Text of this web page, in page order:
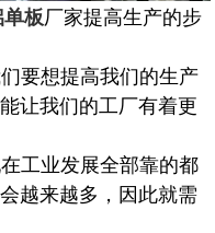
板厂家提高生产的步
想提高我们的生产
让我们的工厂有着更
业发展全部靠的都
越来越多，因此就需